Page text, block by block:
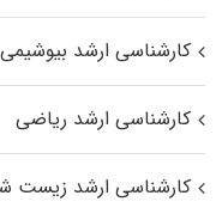
کارشناسی ارشد بیوشیمی
کارشناسی ارشد ریاضی
کارشناسی ارشد زیست‌